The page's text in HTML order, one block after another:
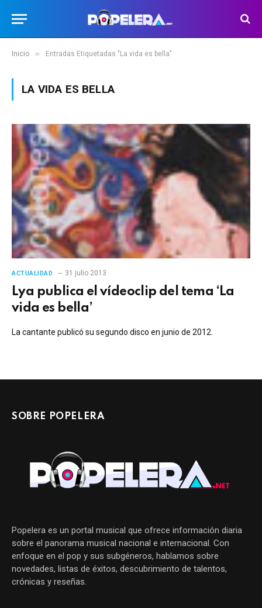
Inicio » Entradas Etiquetadas "La vida es bella"
LA VIDA ES BELLA
ACTUALIDAD 31 julio 2013
Lya publica el vídeoclip del tema ‘La
vida es bella’
La cantante publicó su segundo disco en junio de 2012.
SOBRE POPELERA
Popelera es un portal musical que ofrece información diaria
sobre el panorama musical nacional e internacional. Con
enfoque en el pop y sus subgéneros, hablamos sobre
novedades, listas de éxitos, descubrimiento de talentos,
crónicas y reseñas.